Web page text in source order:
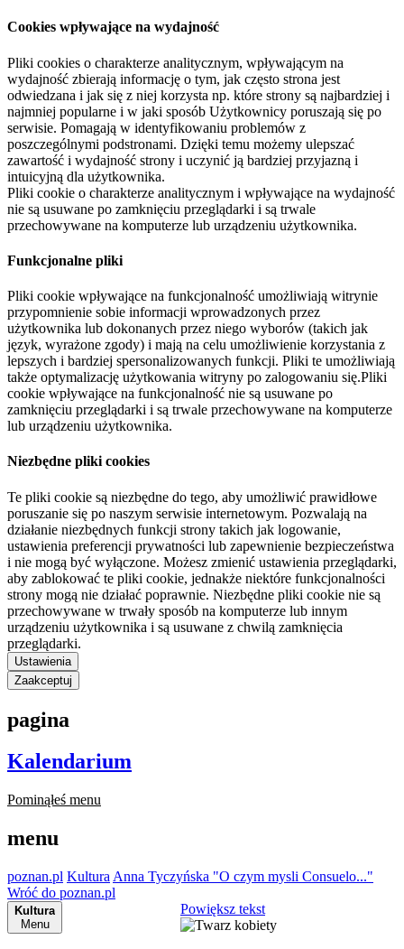
Cookies wpływające na wydajność
Pliki cookies o charakterze analitycznym, wpływającym na
wydajność zbierają informację o tym, jak często strona jest
odwiedzana i jak się z niej korzysta np. które strony są najbardziej i
najmniej popularne i w jaki sposób Użytkownicy poruszają się po
serwisie. Pomagają w identyfikowaniu problemów z
poszczególnymi podstronami. Dzięki temu możemy ulepszać
zawartość i wydajność strony i uczynić ją bardziej przyjazną i
intuicyjną dla użytkownika.
Pliki cookie o charakterze analitycznym i wpływające na wydajność
nie są usuwane po zamknięciu przeglądarki i są trwale
przechowywane na komputerze lub urządzeniu użytkownika.
Funkcjonalne pliki
Pliki cookie wpływające na funkcjonalność umożliwiają witrynie
przypomnienie sobie informacji wprowadzonych przez
użytkownika lub dokonanych przez niego wyborów (takich jak
język, wyrażone zgody) i mają na celu umożliwienie korzystania z
lepszych i bardziej spersonalizowanych funkcji. Pliki te umożliwiają
także optymalizację użytkowania witryny po zalogowaniu się.Pliki
cookie wpływające na funkcjonalność nie są usuwane po
zamknięciu przeglądarki i są trwale przechowywane na komputerze
lub urządzeniu użytkownika.
Niezbędne pliki cookies
Te pliki cookie są niezbędne do tego, aby umożliwić prawidłowe
poruszanie się po naszym serwisie internetowym. Pozwalają na
działanie niezbędnych funkcji strony takich jak logowanie,
ustawienia preferencji prywatności lub zapewnienie bezpieczeństwa
i nie mogą być wyłączone. Możesz zmienić ustawienia przeglądarki,
aby zablokować te pliki cookie, jednakże niektóre funkcjonalności
strony mogą nie działać poprawnie. Niezbędne pliki cookie nie są
przechowywane w trwały sposób na komputerze lub innym
urządzeniu użytkownika i są usuwane z chwilą zamknięcia
przeglądarki.
Ustawienia
Zaakceptuj
pagina
Kalendarium
Pominąłeś menu
menu
poznan.pl Kultura Anna Tyczyńska "O czym mysli Consuelo..."
Wróć do poznan.pl
Kultura
Menu
Powiększ tekst